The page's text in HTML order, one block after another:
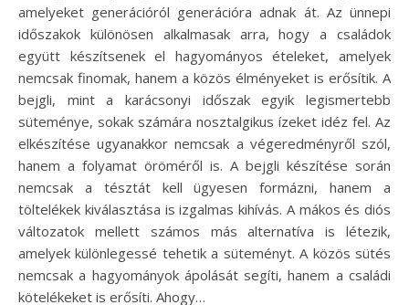
amelyeket generációról generációra adnak át. Az ünnepi
időszakok különösen alkalmasak arra, hogy a családok
együtt készítsenek el hagyományos ételeket, amelyek
nemcsak finomak, hanem a közös élményeket is erősítik. A
bejgli, mint a karácsonyi időszak egyik legismertebb
süteménye, sokak számára nosztalgikus ízeket idéz fel. Az
elkészítése ugyanakkor nemcsak a végeredményről szól,
hanem a folyamat öröméről is. A bejgli készítése során
nemcsak a tésztát kell ügyesen formázni, hanem a
töltelékek kiválasztása is izgalmas kihívás. A mákos és diós
változatok mellett számos más alternatíva is létezik,
amelyek különlegessé tehetik a süteményt. A közös sütés
nemcsak a hagyományok ápolását segíti, hanem a családi
kötelékeket is erősíti. Ahogy…